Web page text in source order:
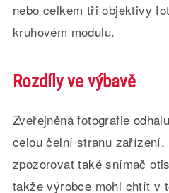
nebo celkem tři objektivy
kruhovém modulu.
Rozdíly ve výbavě
Zveřejněná fotografie
celou čelní stranu
zpozorovat také snímač
takže výrobce mohl chtít v